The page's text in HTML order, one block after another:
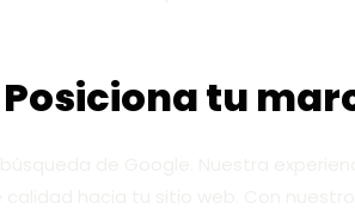
Posiciona tu
hacia tu sitio web. Con